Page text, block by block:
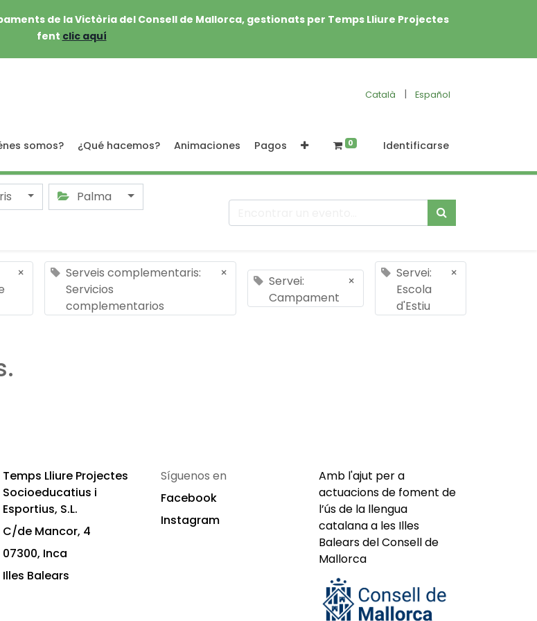
de la Victòria del Consell de Mallorca, gestionats per Temps Lliure Projectes
fent clic aquí
Català | Español
somos? ¿Qué hacemos? Animaciones Pagos 0 Identificarse
Palma
×
Serveis complementaris:
Servicios
complementarios
×
Servei:
Campament
×
Servei:
Escola
d'Estiu
×
Temps Lliure Projectes
Socioeducatius i
Esportius, S.L.
C/de Mancor, 4
07300, Inca
Illes Balears
Síguenos en
Facebook
Instagram
Amb l'ajut per a
actuacions de foment de
l’ús de la llengua
catalana a les Illes
Balears del Consell de
Mallorca